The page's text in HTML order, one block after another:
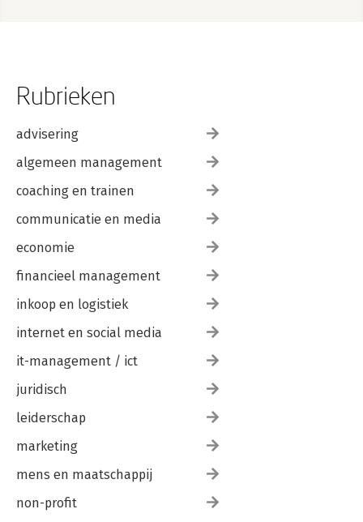
Rubrieken
advisering
algemeen management
coaching en trainen
communicatie en media
economie
financieel management
inkoop en logistiek
internet en social media
it-management / ict
juridisch
leiderschap
marketing
mens en maatschappij
non-profit